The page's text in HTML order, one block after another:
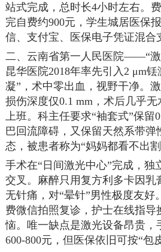
站式完成，总时长4小时左右。
完自费约900元，学生城居医保
信、支付宝、医保电子凭证混合
二、云南省第一人民医院——“激
昆华医院2018年率先引入2 μm
凝”，术中零出血，视野干净。
损伤深度仅0.1 mm，术后几乎
上班。科主任要求“袖套式”保
巴回流障碍，又保留天然系带弹
态，被患者称为“妈妈都看不出割
手术在“日间激光中心”完成，独
交叉。麻醉只用复方利多卡因乳
无针痛，对“晕针”男性极度友好
费微信拍照复诊，护士在线指导
恼。唯一缺点是激光设备昂贵，
600-800元，但医保依旧可按“包